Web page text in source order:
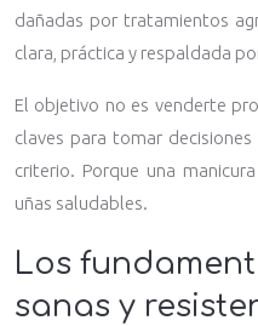
dañadas por tratamientos
clara, práctica y respaldada
El objetivo no es venderte
claves para tomar
criterio. Porque una
uñas saludables.
Los
sanas y